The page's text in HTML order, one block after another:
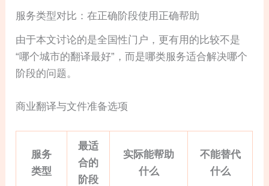
服务类型对比：在正确阶段使用正确帮助
由于本文讨论的是全国性门户，更有用的比较不是
“哪个城市的翻译最好”，而是哪类服务适合解决哪个
阶段的问题。
商业翻译与文件准备选项
服务
类型
最适
合的
阶段
实际能帮助
什么
不能替代
什么